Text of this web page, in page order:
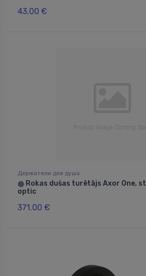
43.00 €
Держатели для душа
⬤ Rokas dušas turētājs Axor One,
optic
371.00 €